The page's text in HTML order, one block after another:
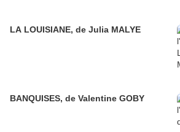
LA LOUISIANE, de Julia MALYE
BANQUISES, de Valentine GOBY